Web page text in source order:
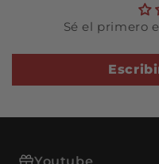
Productos de alta
Atención al cliente
Sé el primero